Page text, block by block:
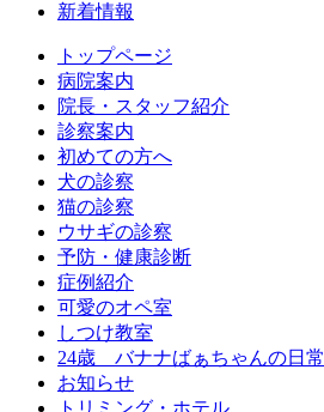
新着情報
トップページ
病院案内
院長・スタッフ紹介
診察案内
初めての方へ
犬の診察
猫の診察
ウサギの診察
予防・健康診断
症例紹介
可愛のオペ室
しつけ教室
24歳 バナナばぁちゃんの日常
お知らせ
トリミング・ホテル